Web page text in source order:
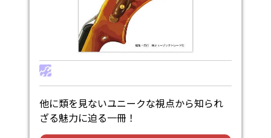
他に類を見ないユニークな視点から知られ
ざる魅力に迫る一冊！